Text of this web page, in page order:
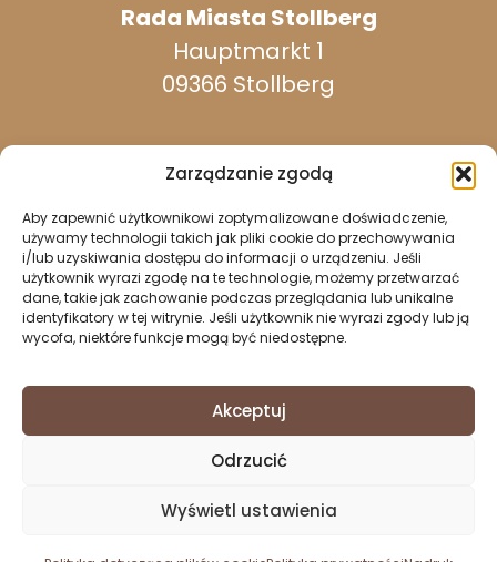
Zarządzanie zgodą
Aby zapewnić użytkownikowi zoptymalizowane doświadczenie,
używamy technologii takich jak pliki cookie do przechowywania
i/lub uzyskiwania dostępu do informacji o urządzeniu. Jeśli
użytkownik wyrazi zgodę na te technologie, możemy przetwarzać
dane, takie jak zachowanie podczas przeglądania lub unikalne
identyfikatory w tej witrynie. Jeśli użytkownik nie wyrazi zgody lub ją
wycofa, niektóre funkcje mogą być niedostępne.
Akceptuj
Odrzucić
Wyświetl ustawienia
Rada Miasta Stollberg
Hauptmarkt 1
09366 Stollberg
dostępny w dni powszednie:
037296 940
037296 2437
info@stollberg-erzgebirge.de
Nadruk
Ochrona danych
Dyrektywa w sprawie plików cookie (UE)